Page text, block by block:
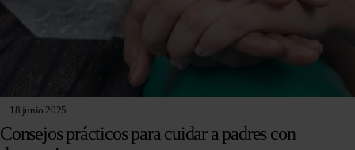
18 junio 2025
Consejos prácticos para cuidar a padres con